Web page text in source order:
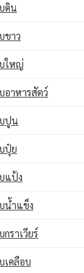
ดิน
ขาว
ใหญ่
อาหารสัตว์
ปูน
ปุ๋ย
แป้ง
น้ำแข็ง
กราเวียร์
เคลือบ